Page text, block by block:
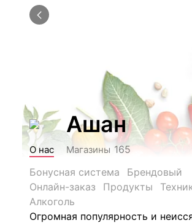
Ашан
О нас Магазины 165
Бонусная система
Брендовый
Онлайн-заказ
Продукты
Алкоголь
Огромная популярность и